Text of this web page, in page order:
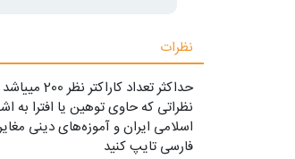
نظرات
حداکثر تعداد کاراکتر نظر 200 ميياشد
نظراتی که حاوی توهین یا افترا به
اسلامی ایران و آموزه‌های دینی
فارسی تایپ کنید